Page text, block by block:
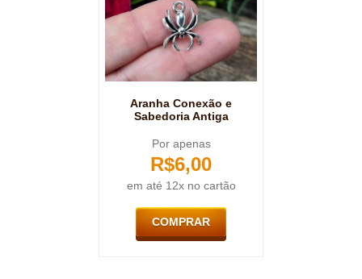
Aranha Conexão e
Sabedoria Antiga
Por apenas
R$6,00
em até 12x no cartão
COMPRAR